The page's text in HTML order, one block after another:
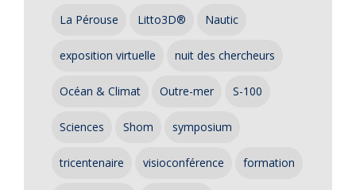
La Pérouse Litto3D® Nautic
exposition virtuelle nuit des chercheurs
Océan & Climat Outre-mer S-100
Sciences Shom symposium
tricentenaire visioconférence formation